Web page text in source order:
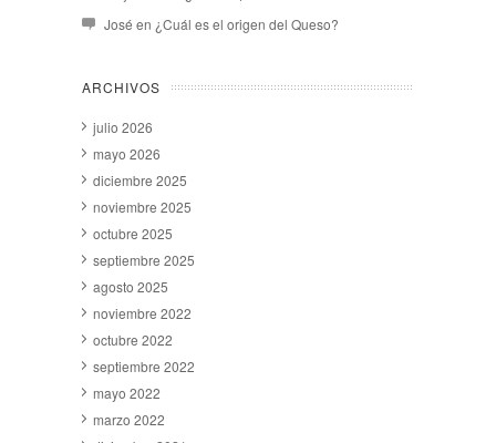
José en ¿Cuál es el origen del Queso?
ARCHIVOS
julio 2026
mayo 2026
diciembre 2025
noviembre 2025
octubre 2025
septiembre 2025
agosto 2025
noviembre 2022
octubre 2022
septiembre 2022
mayo 2022
marzo 2022